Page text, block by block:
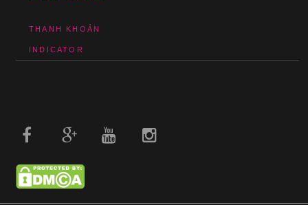
THANH KHOẢN
INDICATOR